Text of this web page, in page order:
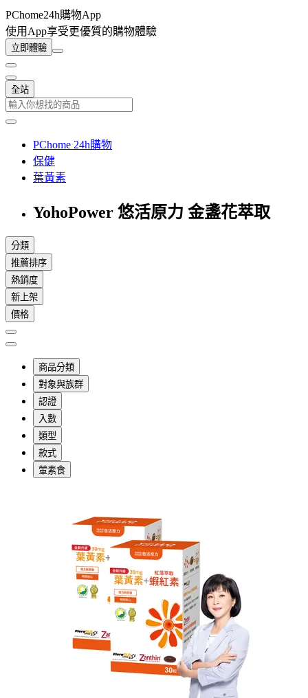
PChome24h購物App
使用App享受更優質的購物體驗
立即體驗
全站
PChome 24h購物
保健
葉黃素
YohoPower 悠活原力 金盞花萃取
分類
推薦排序
熱銷度
新上架
價格
商品分類
對象與族群
認證
入數
類型
款式
葷素食